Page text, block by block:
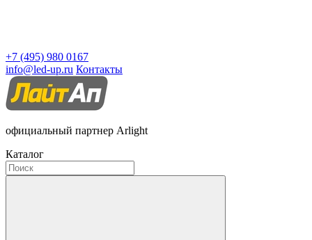
+7 (495) 980 0167
info@led-up.ru Контакты
официальный партнер Arlight
Каталог